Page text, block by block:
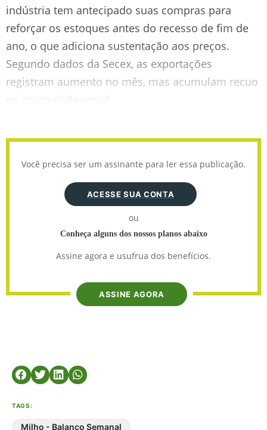
indústria tem antecipado suas compras para
reforçar os estoques antes do recesso de fim de
ano, o que adiciona sustentação aos preços.
Segundo dados da Secex, as exportações
registram aumento no mês, mas acumulam recuo
no acumulado anual.
Você precisa ser um assinante para ler essa publicação.
ACESSE SUA CONTA
ou
Conheça alguns dos nossos planos abaixo
Assine agora e usufrua dos benefícios.
ASSINE AGORA
TAGS:
Milho - Balanço Semanal